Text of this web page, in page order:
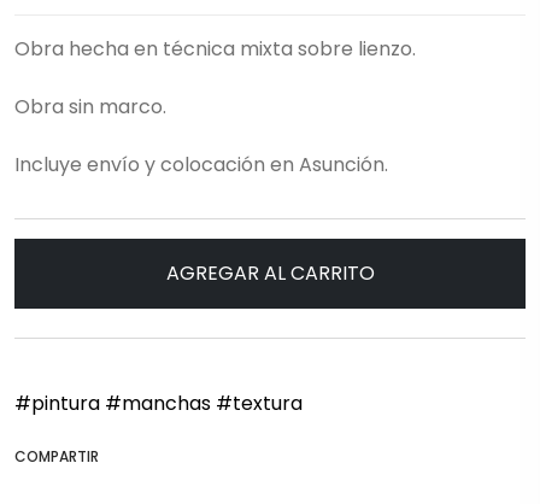
Obra hecha en técnica mixta sobre lienzo.
Obra sin marco.
Incluye envío y colocación en Asunción.
AGREGAR AL CARRITO
#pintura #manchas #textura
COMPARTIR